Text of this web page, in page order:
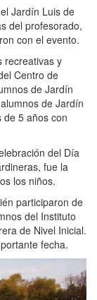
Jardín Luis de
del profesorado,
con el evento.
recreativas y
Centro de
de Jardín
de Jardín
de 5 años con
del Día
fue la
los niños.
participaron de
del Instituto
de Nivel Inicial.
fecha.